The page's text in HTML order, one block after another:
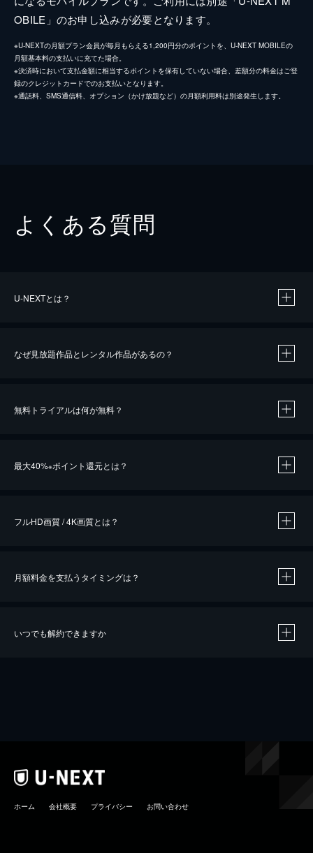
OBILE」のお申し込みが必要となります。
※U-NEXTの月額プラン会員が毎月もらえる1,200円分のポイントを、U-NEXT MOBILEの
月額基本料の支払いに充てた場合。
※決済時において支払金額に相当するポイントを保有していない場合、差額分の料金はご登
録のクレジットカードでのお支払いとなります。
※通話料、SMS通信料、オプション（かけ放題など）の月額利用料は別途発生します。
よくある質問
U-NEXTとは？
なぜ見放題作品とレンタル作品があるの？
無料トライアルは何が無料？
最大40%※ポイント還元とは？
※40％ポイント還元の対象は、クレジットカード決済による作品の購入 / レンタルです。
フルHD画質 / 4K画質とは？
月額料金を支払うタイミングは？
いつでも解約できますか
ホーム 会社概要 プライバシー お問い合わせ